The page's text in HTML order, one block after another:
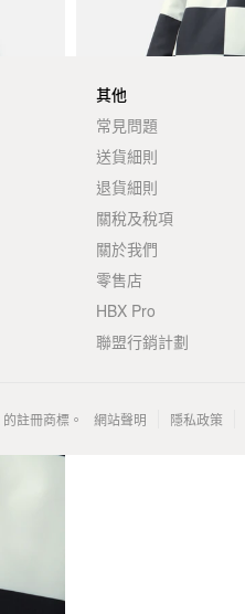
其他
常見問題
送貨細則
退貨細則
關稅及稅項
關於我們
零售店
HBX Pro
聯盟行銷計劃
註冊商標。 網站聲明 隱私政策